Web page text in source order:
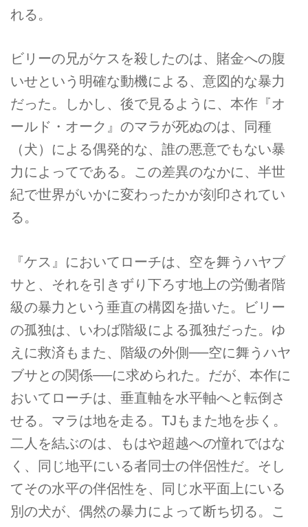
れる。
ビリーの兄がケスを殺したのは、賭金への腹
いせという明確な動機による、意図的な暴力
だった。しかし、後で見るように、本作『オ
ールド・オーク』のマラが死ぬのは、同種
（犬）による偶発的な、誰の悪意でもない暴
力によってである。この差異のなかに、半世
紀で世界がいかに変わったかが刻印されてい
る。
『ケス』においてローチは、空を舞うハヤブ
サと、それを引きずり下ろす地上の労働者階
級の暴力という垂直の構図を描いた。ビリー
の孤独は、いわば階級による孤独だった。ゆ
えに救済もまた、階級の外側──空に舞うハヤ
ブサとの関係──に求められた。だが、本作に
おいてローチは、垂直軸を水平軸へと転倒さ
せる。マラは地を走る。TJもまた地を歩く。
二人を結ぶのは、もはや超越への憧れではな
く、同じ地平にいる者同士の伴侶性だ。そし
てその水平の伴侶性を、同じ水平面上にいる
別の犬が、偶然の暴力によって断ち切る。こ